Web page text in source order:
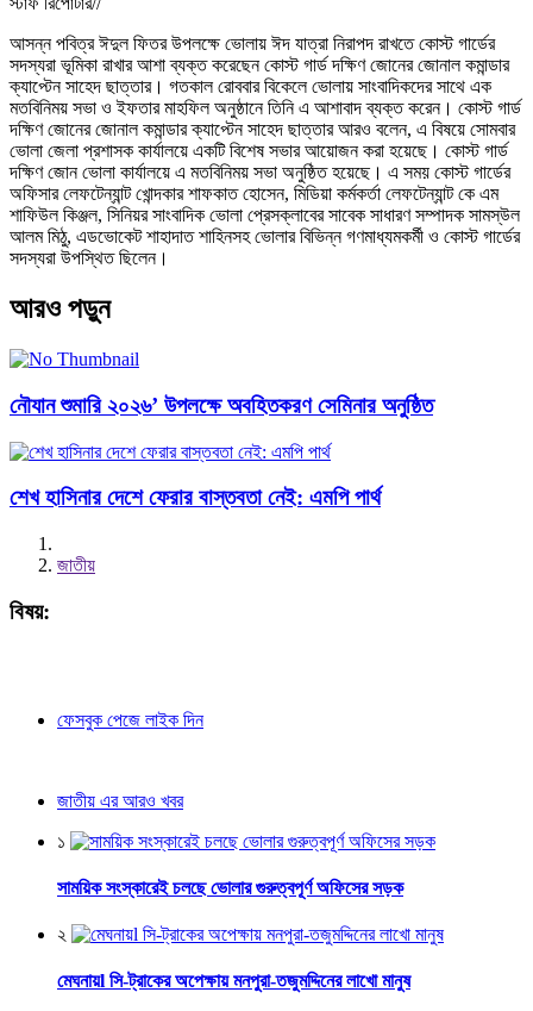
আসন্ন পবিত্র ঈদুল ফিতর উপলক্ষে ভোলায় ঈদ যাত্রা নিরাপদ রাখতে কোস্ট গার্ডের
সদস্যরা ভূমিকা রাখার আশা ব্যক্ত করেছেন কোস্ট গার্ড দক্ষিণ জোনের জোনাল কমান্ডার
ক্যাপ্টেন সাহেদ ছাত্তার। গতকাল রোববার বিকেলে ভোলায় সাংবাদিকদের সাথে এক
মতবিনিময় সভা ও ইফতার মাহফিল অনুষ্ঠানে তিনি এ আশাবাদ ব্যক্ত করেন। কোস্ট গার্ড
দক্ষিণ জোনের জোনাল কমান্ডার ক্যাপ্টেন সাহেদ ছাত্তার আরও বলেন, এ বিষয়ে সোমবার
ভোলা জেলা প্রশাসক কার্যালয়ে একটি বিশেষ সভার আয়োজন করা হয়েছে। কোস্ট গার্ড
দক্ষিণ জোন ভোলা কার্যালয়ে এ মতবিনিময় সভা অনুষ্ঠিত হয়েছে। এ সময় কোস্ট গার্ডের
অফিসার লেফটেন্যান্ট খোন্দকার শাফকাত হোসেন, মিডিয়া কর্মকর্তা লেফটেন্যান্ট কে এম
শাফিউল কিঞ্জল, সিনিয়র সাংবাদিক ভোলা প্রেসক্লাবের সাবেক সাধারণ সম্পাদক সামস্উল
আলম মিঠু, এডভোকেট শাহাদাত শাহিনসহ ভোলার বিভিন্ন গণমাধ্যমকর্মী ও কোস্ট গার্ডের
সদস্যরা উপস্থিত ছিলেন।
আরও পড়ুন
নৌযান শুমারি ২০২৬’ উপলক্ষে অবহিতকরণ সেমিনার অনুষ্ঠিত
শেখ হাসিনার দেশে ফেরার বাস্তবতা নেই: এমপি পার্থ
জাতীয়
বিষয়:
ফেসবুক পেজে লাইক দিন
জাতীয় এর আরও খবর
১
সাময়িক সংস্কারেই চলছে ভোলার গুরুত্বপূর্ণ অফিসের সড়ক
২
মেঘনায়l সি-ট্রাকের অপেক্ষায় মনপুরা-তজুমদ্দিনের লাখো মানুষ